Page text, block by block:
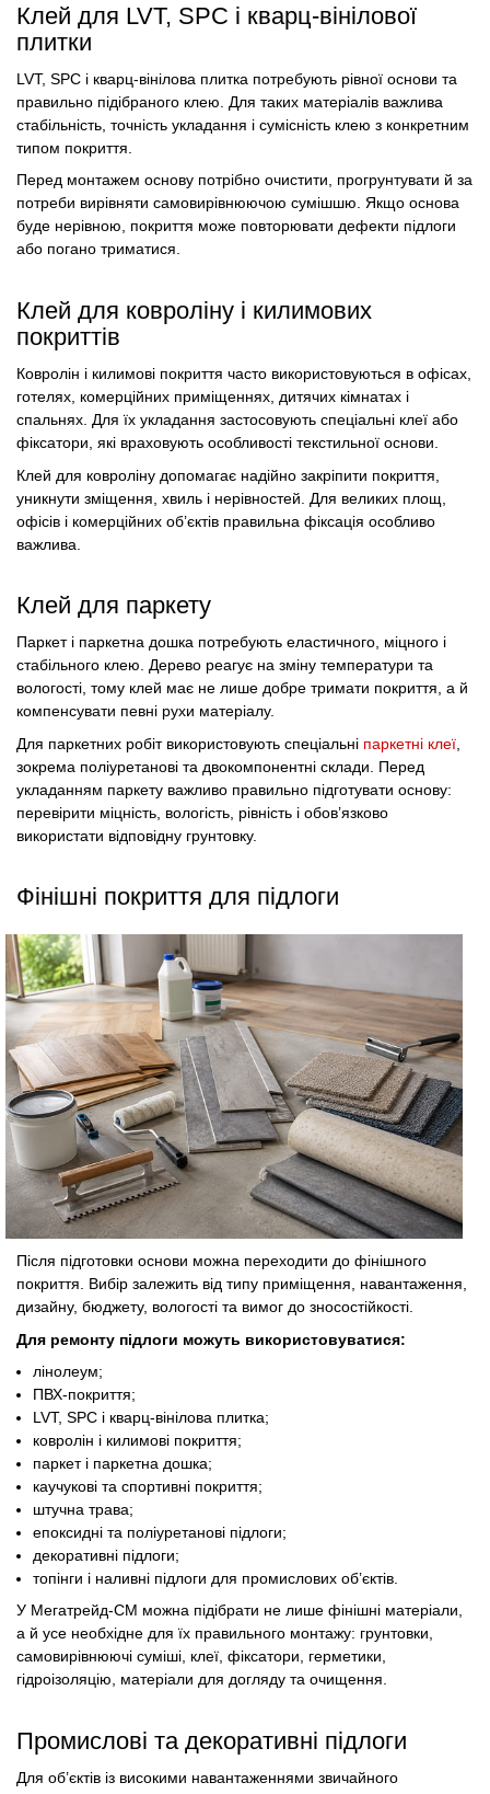
Клей для LVT, SPC і кварц-вінілової
плитки
LVT, SPC і кварц-вінілова плитка потребують рівної основи та
правильно підібраного клею. Для таких матеріалів важлива
стабільність, точність укладання і сумісність клею з конкретним
типом покриття.
Перед монтажем основу потрібно очистити, прогрунтувати й за
потреби вирівняти самовирівнюючою сумішшю. Якщо основа
буде нерівною, покриття може повторювати дефекти підлоги
або погано триматися.
Клей для ковроліну і килимових
покриттів
Ковролін і килимові покриття часто використовуються в офісах,
готелях, комерційних приміщеннях, дитячих кімнатах і
спальнях. Для їх укладання застосовують спеціальні клеї або
фіксатори, які враховують особливості текстильної основи.
Клей для ковроліну допомагає надійно закріпити покриття,
уникнути зміщення, хвиль і нерівностей. Для великих площ,
офісів і комерційних об’єктів правильна фіксація особливо
важлива.
Клей для паркету
Паркет і паркетна дошка потребують еластичного, міцного і
стабільного клею. Дерево реагує на зміну температури та
вологості, тому клей має не лише добре тримати покриття, а й
компенсувати певні рухи матеріалу.
Для паркетних робіт використовують спеціальні паркетні клеї
зокрема поліуретанові та двокомпонентні склади. Перед
укладанням паркету важливо правильно підготувати основу:
перевірити міцність, вологість, рівність і обов’язково
використати відповідну грунтовку.
Фінішні покриття для підлоги
Після підготовки основи можна переходити до фінішного
покриття. Вибір залежить від типу приміщення, навантаження,
дизайну, бюджету, вологості та вимог до зносостійкості.
Для ремонту підлоги можуть використовуватися:
лінолеум;
ПВХ-покриття;
LVT, SPC і кварц-вінілова плитка;
ковролін і килимові покриття;
паркет і паркетна дошка;
каучукові та спортивні покриття;
штучна трава;
епоксидні та поліуретанові підлоги;
декоративні підлоги;
топінги і наливні підлоги для промислових об’єктів.
У Мегатрейд-СМ можна підібрати не лише фінішні матеріали,
а й усе необхідне для їх правильного монтажу: грунтовки,
самовирівнюючі суміші, клеї, фіксатори, герметики,
гідроізоляцію, матеріали для догляду та очищення.
Промислові та декоративні підлоги
Для об’єктів із високими навантаженнями звичайного